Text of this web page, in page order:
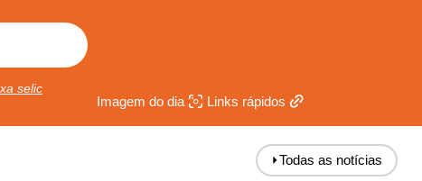
selic
Imagem do dia Links rápidos
⏵Todas as notícias